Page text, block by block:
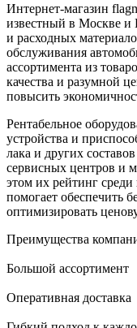
Интернет-магазин
известный в Москве и
и расходных
обслуживания
ассортимента из
качества и разумной
повысить
Рентабельное
устройства и
лака и других
сервисных центров и
этом их рейтинг
помогает обеспечить
оптимизировать
Преимущества
Большой ассортимент
Оперативная доставка